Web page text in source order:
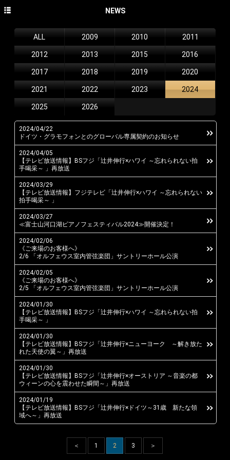
NEWS
ALL 2009 2010 2011
2012 2013 2015 2016
2017 2018 2019 2020
2021 2022 2023 2024
2025 2026
2024/04/22
ドイツ・グラモフォンとのグローバル専属契約のお知らせ
2024/04/05
【テレビ放送情報】BSフジ「辻井伸行×ハワイ ～忘れられない拍
手喝采～ 」再放送
2024/03/29
【テレビ放送情報】フジテレビ「辻井伸行×ハワイ ～忘れられない
拍手喝采～ 」
2024/03/27
≪富士山河口湖ピアノフェスティバル2024≫開催決定！
2024/02/06
《ご来場のお客様へ》
2/6 「オルフェウス室内管弦楽団」サントリーホール公演
2024/02/05
《ご来場のお客様へ》
2/5 「オルフェウス室内管弦楽団」サントリーホール公演
2024/01/30
【テレビ放送情報】BSフジ「辻井伸行×ハワイ ～忘れられない拍
手喝采～ 」
2024/01/30
【テレビ放送情報】BSフジ「辻井伸行×ニューヨーク ～解き放た
れた天使の翼～」再放送
2024/01/30
【テレビ放送情報】BSフジ「辻井伸行×オーストリア ～音楽の都
ウィーンの心を震わせた瞬間～」再放送
2024/01/19
【テレビ放送情報】BSフジ「辻井伸行×ドイツ～31歳 新たな領
域へ～」再放送
＜ 1 2 3 ＞
NEWS
CONCERT
DISCOGRAPHY
PROFILE
PHOTO GALLERY
CONTACT
English site
avex classics official site
avex classics facebook
avex classics twitter
avex classics YouTube
Instagram